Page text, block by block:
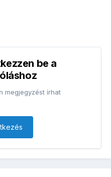
be a
megjegyzést írhat